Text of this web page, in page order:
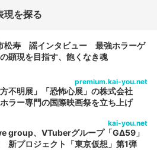
現を探る
松寿ゞ謡インタビュー 最強ホラーゲ
顕現を目指す、飽くなき魂
premium.kai-you.net
方不明展」「恐怖心展」の株式会社
ラー専門の国際映画祭を立ち上げ
kai-you.net
group、VTuberグループ「GΔ59」
新プロジェクト「東京仮想」第1弾